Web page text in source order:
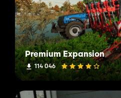
Premium Expansion
114 046